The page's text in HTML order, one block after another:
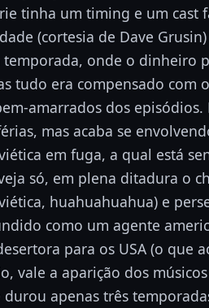
tinha um timing e um cast
(cortesia de Dave
onde o dinheiro
tudo era compensado com
amarrados dos episódios.
mas acaba se
em fuga, a qual está
só, em plena ditadura o
huahuahuahua) e
como um agente
para os USA (o que
vale a aparição dos
apenas três